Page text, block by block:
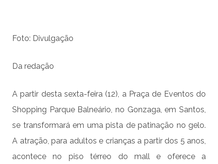
Foto: Divulgação
Da redação
A partir desta sexta-feira (12), a Praça de Eventos do
Shopping Parque Balneário, no Gonzaga, em Santos,
se transformará em uma pista de patinação no gelo.
A atração, para adultos e crianças a partir dos 5 anos,
acontece no piso térreo do mall e oferece a